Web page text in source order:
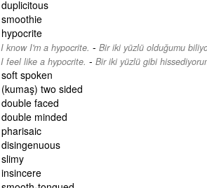
duplicitous
smoothie
hypocrite
I know I'm a hypocrite. - Bir iki yüzlü olduğumu
I feel like a hypocrite. - Bir iki yüzlü gibi
soft spoken
(kumaş) two sided
double faced
double minded
pharisaic
disingenuous
slimy
insincere